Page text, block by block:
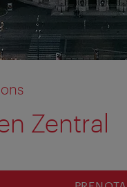
Zentral